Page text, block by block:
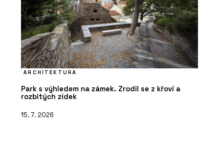
ARCHITEKTURA
Park s výhledem na zámek. Zrodil se z křoví a
rozbitých zídek
15. 7. 2026